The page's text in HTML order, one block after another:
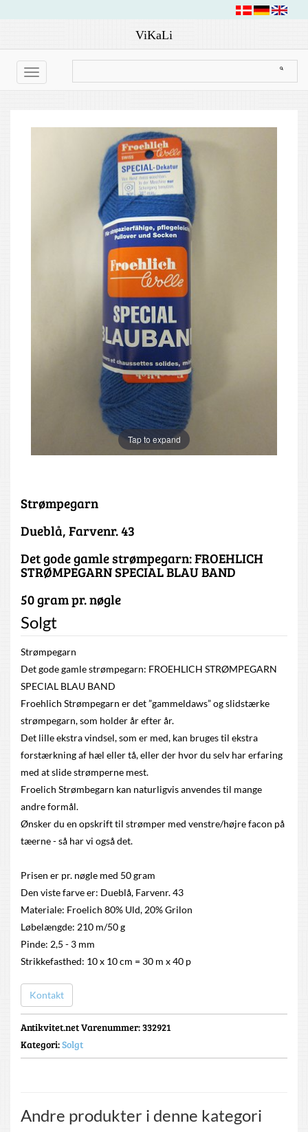
ViKaLi
Toggle
navigation
Tap to expand
Strømpegarn
Dueblå, Farvenr. 43
Det gode gamle strømpegarn: FROEHLICH
STRØMPEGARN SPECIAL BLAU BAND
50 gram pr. nøgle
Solgt
Strømpegarn
Det gode gamle strømpegarn: FROEHLICH STRØMPEGARN
SPECIAL BLAU BAND
Froehlich Strømpegarn er det ”gammeldaws” og slidstærke
strømpegarn, som holder år efter år.
Det lille ekstra vindsel, som er med, kan bruges til ekstra
forstærkning af hæl eller tå, eller der hvor du selv har erfaring
med at slide strømperne mest.
Froelich Strømbegarn kan naturligvis anvendes til mange
andre formål.
Ønsker du en opskrift til strømper med venstre/højre facon på
tæerne - så har vi også det.
Prisen er pr. nøgle med 50 gram
Den viste farve er: Dueblå, Farvenr. 43
Materiale: Froelich 80% Uld, 20% Grilon
Løbelængde: 210 m/50 g
Pinde: 2,5 - 3 mm
Strikkefasthed: 10 x 10 cm = 30 m x 40 p
Kontakt
Antikvitet.net Varenummer: 332921
Kategori:Solgt
Andre produkter i denne kategori